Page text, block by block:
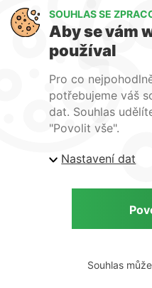
Co pro vás můžeme udělat
zpracování os. údajů.
© All rights reserved 2023.
SOUHLAS SE
Aby se vám
používal
Pro co
potřebujeme váš
dat. Souhlas
"Povolit vše".
Nastavení dat
Souhlas